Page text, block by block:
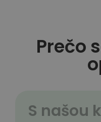
Prečo
S našou